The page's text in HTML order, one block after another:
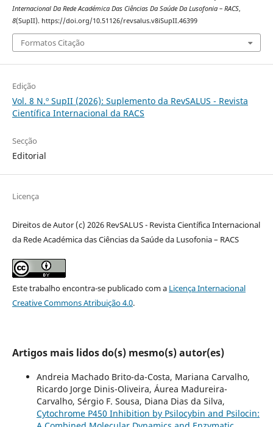
Internacional Da Rede Académica Das Ciências Da Saúde Da Lusofonia – RACS,
8(SupII). https://doi.org/10.51126/revsalus.v8iSupII.46399
Formatos Citação
Edição
Vol. 8 N.º SupII (2026): Suplemento da RevSALUS - Revista
Científica Internacional da RACS
Secção
Editorial
Licença
Direitos de Autor (c) 2026 RevSALUS - Revista Científica Internacional
da Rede Académica das Ciências da Saúde da Lusofonia – RACS
Este trabalho encontra-se publicado com a Licença Internacional
Creative Commons Atribuição 4.0.
Artigos mais lidos do(s) mesmo(s) autor(es)
Andreia Machado Brito-da-Costa, Mariana Carvalho,
Ricardo Jorge Dinis-Oliveira, Áurea Madureira-
Carvalho, Sérgio F. Sousa, Diana Dias da Silva,
Cytochrome P450 Inhibition by Psilocybin and Psilocin: